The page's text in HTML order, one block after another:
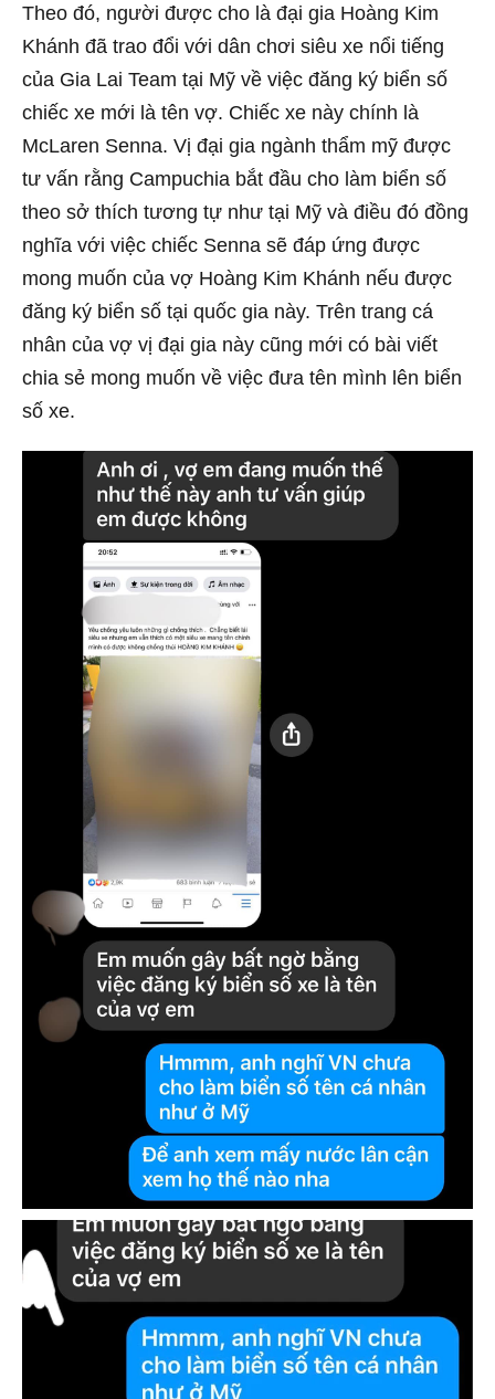
Theo đó, người được cho là đại gia Hoàng Kim
Khánh đã trao đổi với dân chơi siêu xe nổi tiếng
của Gia Lai Team tại Mỹ về việc đăng ký biển số
chiếc xe mới là tên vợ. Chiếc xe này chính là
McLaren Senna. Vị đại gia ngành thẩm mỹ được
tư vấn rằng Campuchia bắt đầu cho làm biển số
theo sở thích tương tự như tại Mỹ và điều đó đồng
nghĩa với việc chiếc Senna sẽ đáp ứng được
mong muốn của vợ Hoàng Kim Khánh nếu được
đăng ký biển số tại quốc gia này. Trên trang cá
nhân của vợ vị đại gia này cũng mới có bài viết
chia sẻ mong muốn về việc đưa tên mình lên biển
số xe.